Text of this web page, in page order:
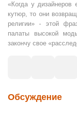
«Когда у дизайнеров
кутюр, то они
религии» - этой
палаты высокой
закончу свое
Обсуждение